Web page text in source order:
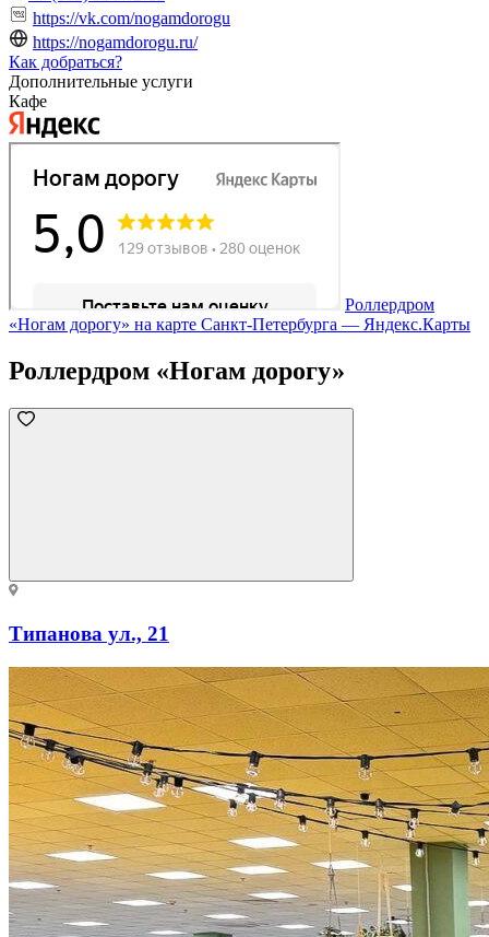
https://vk.com/nogamdorogu
https://nogamdorogu.ru/
Как добраться?
Дополнительные услуги
Кафе
Роллердром
«Ногам дорогу» на карте Санкт‑Петербурга — Яндекс.Карты
Роллердром «Ногам дорогу»
Типанова ул., 21